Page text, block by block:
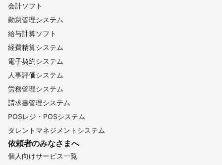
会計ソフト
勤怠管理システム
給与計算ソフト
経費精算システム
電子契約システム
人事評価システム
労務管理システム
請求書管理システム
POSレジ・POSシステム
タレントマネジメントシステム
依頼者のみなさまへ
個人向けサービス一覧